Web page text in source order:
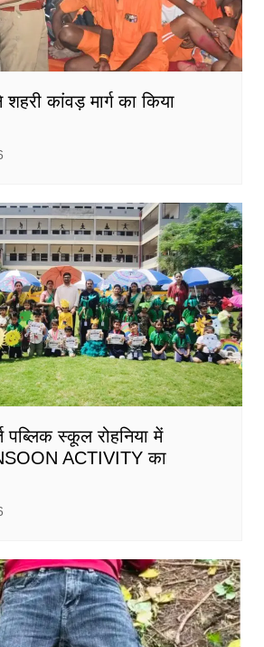
कांवड़ मार्ग का किया
पब्लिक स्कूल रोहनिया में
ACTIVITY का